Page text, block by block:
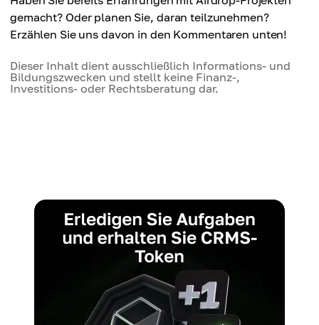
gemacht? Oder planen Sie, daran teilzunehmen?
Erzählen Sie uns davon in den Kommentaren unten!
Dieser Inhalt dient ausschließlich Informations- und
Bildungszwecken und stellt keine Finanz-,
Investitions- oder Rechtsberatung dar.